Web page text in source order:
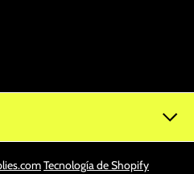
Tecnología de Shopify